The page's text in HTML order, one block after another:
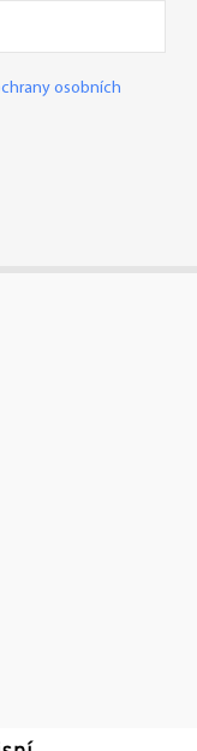
osobních